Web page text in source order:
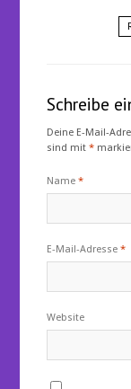
Schreibe
Deine E-Mail-
sind mit*
Name*
E-Mail-Adresse*
Website